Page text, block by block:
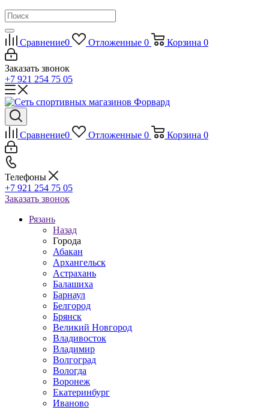
Сравнение0 Отложенные 0 Корзина 0
Заказать звонок
+7 921 254 75 05
Сравнение0 Отложенные 0 Корзина 0
Телефоны
+7 921 254 75 05
Заказать звонок
Рязань
Назад
Города
Абакан
Архангельск
Астрахань
Балашиха
Барнаул
Белгород
Брянск
Великий Новгород
Владивосток
Владимир
Волгоград
Вологда
Воронеж
Екатеринбург
Иваново